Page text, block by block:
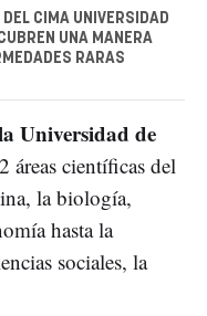
DEL CIMA UNIVERSIDAD
UNA MANERA
RARAS
Universidad de
áreas científicas del
la biología,
hasta la
sociales, la